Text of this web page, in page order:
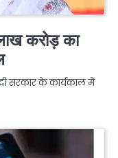
करोड़ का
सरकार के कार्यकाल में